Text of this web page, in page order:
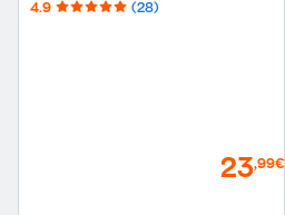
4.9 (28)
23,99€